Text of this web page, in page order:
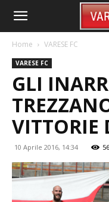
Home VARESE FC
VARESE FC
GLI
VITTORIE
10 Aprile 2016, 14:34 56